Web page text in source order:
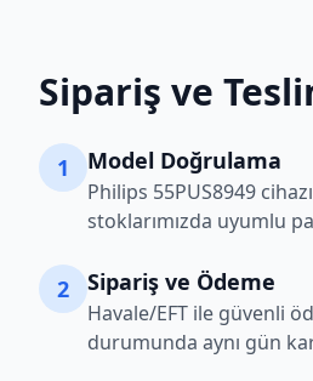
Sipariş ve
1 Model Doğrulama
Philips 55PUS8949
stoklarımızda uyumlu
2 Sipariş ve Ödeme
Havale/EFT ile güvenli
durumunda aynı gün